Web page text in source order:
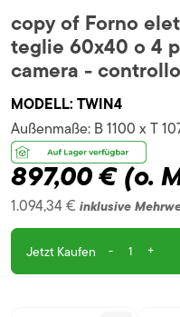
copy of Forno
teglie 60x40 o 4
camera -
MODELL: TWIN4
Außenmaße: B 1100 x T
897,00 €(o.
1.094,34 € inklusive
Jetzt Kaufen - +